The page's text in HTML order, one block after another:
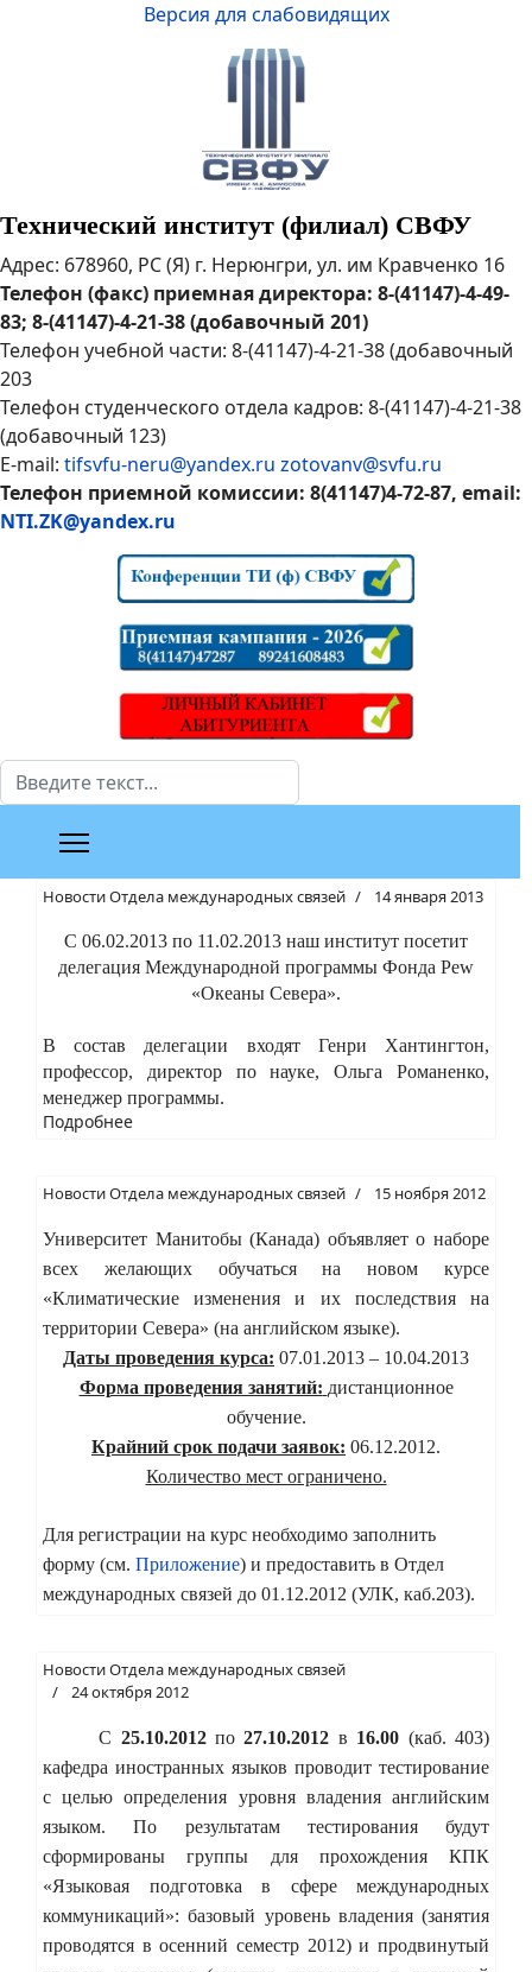
Версия для слабовидящих
Технический институт (филиал) СВФУ
Адрес: 678960, РС (Я) г. Нерюнгри, ул. им Кравченко 16
Телефон (факс) приемная директора: 8-(41147)-4-49-
83; 8-(41147)-4-21-38 (добавочный 201)
Телефон учебной части: 8-(41147)-4-21-38 (добавочный
203
Телефон студенческого отдела кадров: 8-(41147)-4-21-38
(добавочный 123)
E-mail: tifsvfu-neru@yandex.ru zotovanv@svfu.ru
Телефон приемной комиссии: 8(41147)4-72-87, email:
NTI.ZK@yandex.ru
Поиск
Новости Отдела международных связей 14 января 2013
С 06.02.2013 по 11.02.2013 наш институт посетит
делегация Международной программы Фонда Pew
«Океаны Севера».
В состав делегации входят Генри Хантингтон,
профессор, директор по науке, Ольга Романенко,
менеджер программы.
Подробнее
Новости Отдела международных связей 15 ноября 2012
Университет Манитобы (Канада) объявляет о наборе
всех желающих обучаться на новом курсе
«Климатические изменения и их последствия на
территории Севера» (на английском языке).
Даты проведения курса: 07.01.2013 – 10.04.2013
Форма проведения занятий: дистанционное
обучение.
Крайний срок подачи заявок: 06.12.2012.
Количество мест ограничено.
Для регистрации на курс необходимо заполнить
форму (см. Приложение) и предоставить в Отдел
международных связей до 01.12.2012 (УЛК, каб.203).
Новости Отдела международных связей
24 октября 2012
С 25.10.2012по27.10.2012 в 16.00 (каб. 403)
кафедра иностранных языков проводит тестирование
с целью определения уровня владения английским
языком. По результатам тестирования будут
сформированы группы для прохождения КПК
«Языковая подготовка в сфере международных
коммуникаций»: базовый уровень владения (занятия
проводятся в осенний семестр 2012) и продвинутый